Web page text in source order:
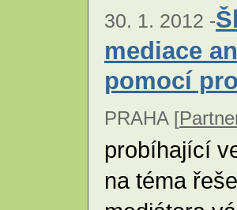
30. 1. 2012 -
mediace
pomocí
PRAHA [
probíhající
na téma